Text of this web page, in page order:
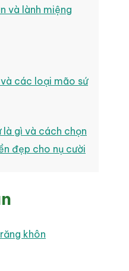
và lành miệng
các loại mão sứ
là gì và cách chọn
đẹp cho nụ cười